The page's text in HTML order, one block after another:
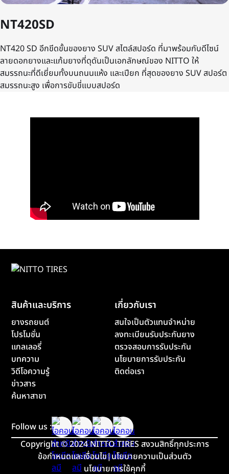
NT420SD
NT420 SD อีกขีดขั้นของยาง SUV สไตล์สปอร์ด ที่มาพร้อมกับดีไซน์
ลายดอกยางและแก้มยางที่ดุดันเป็นเอกลักษณ์ของ NITTO ให้
สมรรถนะที่ดีเยี่ยมทั้งบนถนนแห้ง และเปียก ที่สุดของยาง SUV สปอร์ต
สมรรถนะสูง เพื่อการขับขี่แบบสปอร์ด
สินค้าและบริการ
ยางรถยนต์
โปรโมชั่น
แกลเลอรี่
บทความ
วิดีโอความรู้
ข่าวสาร
ค้นหาสาขา
เกี่ยวกับเรา
สนใจเป็นตัวแทนจำหน่าย
ลงทะเบียนรับประกันยาง
ตรวจสอบการรับประกัน
นโยบายการรับประกัน
ติดต่อเรา
Follow us :
Copyright©2024 NITTO TIRES สงวนสิทธิ์ทุกประการ
ข้อกำหนดและเงื่อนไข|นโยบายความเป็นส่วนตัว
นโยบายการใช้คุกกี้